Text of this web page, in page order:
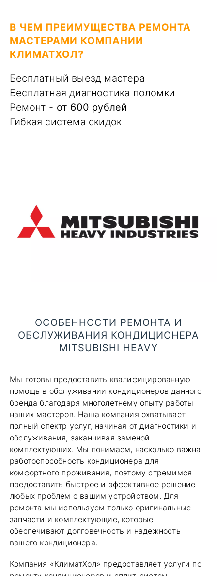
В ЧЕМ ПРЕИМУЩЕСТВА РЕМОНТА
МАСТЕРАМИ КОМПАНИИ
КЛИМАТХОЛ?
Бесплатный выезд мастера
Бесплатная диагностика поломки
Ремонт - от 600 рублей
Гибкая система скидок
ОСОБЕННОСТИ РЕМОНТА И
ОБСЛУЖИВАНИЯ КОНДИЦИОНЕРА
MITSUBISHI HEAVY
Мы готовы предоставить квалифицированную
помощь в обслуживании кондиционеров данного
бренда благодаря многолетнему опыту работы
наших мастеров. Наша компания охватывает
полный спектр услуг, начиная от диагностики и
обслуживания, заканчивая заменой
комплектующих. Мы понимаем, насколько важна
работоспособность кондиционера для
комфортного проживания, поэтому стремимся
предоставить быстрое и эффективное решение
любых проблем с вашим устройством. Для
ремонта мы используем только оригинальные
запчасти и комплектующие, которые
обеспечивают долговечность и надежность
вашего кондиционера.
Компания «КлиматХол» предоставляет услуги по